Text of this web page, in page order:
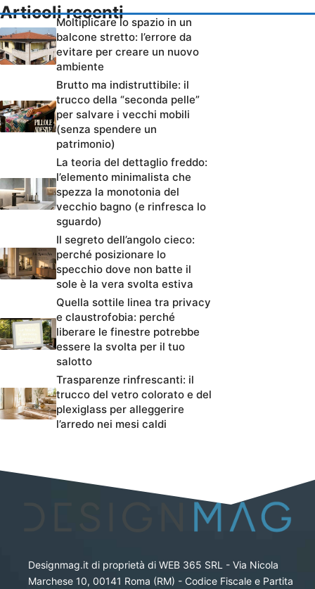
Articoli recenti
Moltiplicare lo spazio in un
balcone stretto: l’errore da
evitare per creare un nuovo
ambiente
Brutto ma indistruttibile: il
trucco della “seconda pelle”
per salvare i vecchi mobili
(senza spendere un
patrimonio)
La teoria del dettaglio freddo:
l’elemento minimalista che
spezza la monotonia del
vecchio bagno (e rinfresca lo
sguardo)
Il segreto dell’angolo cieco:
perché posizionare lo
specchio dove non batte il
sole è la vera svolta estiva
Quella sottile linea tra privacy
e claustrofobia: perché
liberare le finestre potrebbe
essere la svolta per il tuo
salotto
Trasparenze rinfrescanti: il
trucco del vetro colorato e del
plexiglass per alleggerire
l’arredo nei mesi caldi
Designmag.it di proprietà di WEB 365 SRL - Via Nicola
Marchese 10, 00141 Roma (RM) - Codice Fiscale e Partita